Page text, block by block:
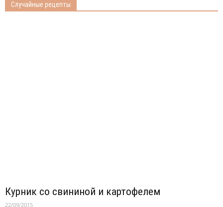
Случайные рецепты
Курник со свининой и картофелем
22/09/2015